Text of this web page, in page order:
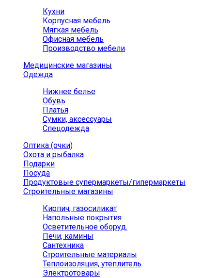
Кухни
Корпусная мебель
Мягкая мебель
Офисная мебель
Производство мебели
Медицинские магазины
Одежда
Нижнее белье
Обувь
Платья
Сумки, аксессуары
Спецодежда
Оптика (очки)
Охота и рыбалка
Подарки
Посуда
Продуктовые супермаркеты/гипермаркеты
Строительные магазины
Кирпич, газосиликат
Напольные покрытия
Осветительное оборуд.
Печи, камины
Сантехника
Строительные материалы
Теплоизоляция, утеплитель
Электротовары